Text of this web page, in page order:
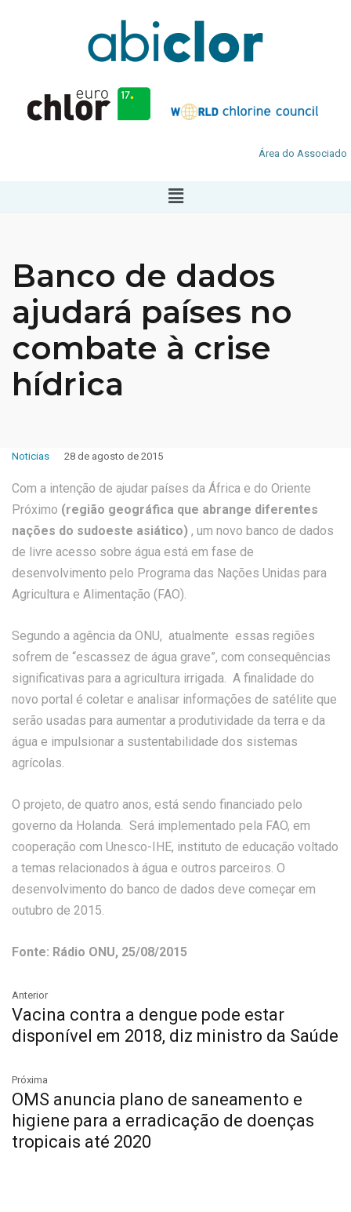
Área do Associado
Banco de dados
ajudará países no
combate à crise
hídrica
Noticias 28 de agosto de 2015
Com a intenção de ajudar países da África e do Oriente
Próximo (região geográfica que abrange diferentes
nações do sudoeste asiático) , um novo banco de dados
de livre acesso sobre água está em fase de
desenvolvimento pelo Programa das Nações Unidas para
Agricultura e Alimentação (FAO).
Segundo a agência da ONU, atualmente essas regiões
sofrem de “escassez de água grave”, com consequências
significativas para a agricultura irrigada. A finalidade do
novo portal é coletar e analisar informações de satélite que
serão usadas para aumentar a produtividade da terra e da
água e impulsionar a sustentabilidade dos sistemas
agrícolas.
O projeto, de quatro anos, está sendo financiado pelo
governo da Holanda. Será implementado pela FAO, em
cooperação com Unesco-IHE, instituto de educação voltado
a temas relacionados à água e outros parceiros. O
desenvolvimento do banco de dados deve começar em
outubro de 2015.
Fonte: Rádio ONU, 25/08/2015
Anterior
Vacina contra a dengue pode estar
disponível em 2018, diz ministro da Saúde
Próxima
OMS anuncia plano de saneamento e
higiene para a erradicação de doenças
tropicais até 2020